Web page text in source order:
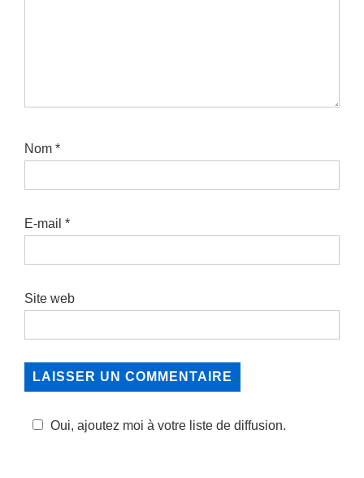
Nom *
E-mail *
Site web
Oui, ajoutez moi à votre liste de diffusion.